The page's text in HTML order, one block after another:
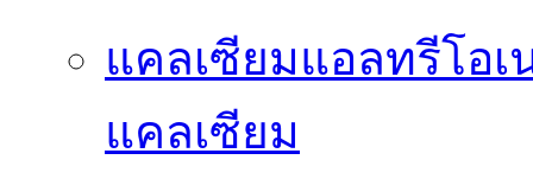
แคลเซียมแอลทรีโอ
แคลเซียม